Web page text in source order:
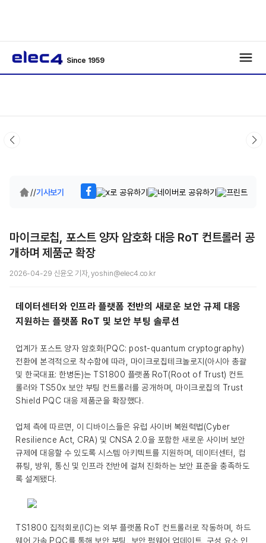
Since 1959
//기사보기
마이크로칩, 포스트 양자 암호화 대응 RoT 컨트롤러 공
개하며 제품군 확장
2026-04-29 신윤오 기자, yoshin@elec4.co.kr
데이터센터와 인프라 플랫폼 전반의 새로운 보안 규제 대응
지원하는 플랫폼 RoT 및 보안 부팅 솔루션
업계가 포스트 양자 암호화(PQC: post-quantum cryptography)
전환에 본격적으로 착수함에 따라, 마이크로칩테크놀로지(아시아 총괄
및 한국대표: 한병돈)는 TS1800 플랫폼 RoT(Root of Trust) 컨트
롤러와 TS50x 보안 부팅 컨트롤러를 공개하며, 마이크로칩의 Trust
Shield PQC 대응 제품군을 확장했다.
업체 측에 따르면, 이 디바이스들은 유럽 사이버 복원력법(Cyber
Resilience Act, CRA) 및 CNSA 2.0을 포함한 새로운 사이버 보안
규제에 대응할 수 있도록 시스템 아키텍트를 지원하며, 데이터센터, 컴
퓨팅, 방위, 통신 및 인프라 전반에 걸쳐 진화하는 보안 표준을 충족하도
록 설계됐다.
TS1800 집적회로(IC)는 외부 플랫폼 RoT 컨트롤러로 작동하며, 하드
웨어 가속 PQC를 통해 보안 부팅, 보안 펌웨어 업데이트, 구성 요소 인